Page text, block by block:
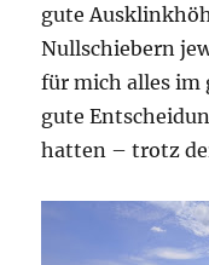
gute
Nullschiebern
für mich alles im
gute
hatten – trotz